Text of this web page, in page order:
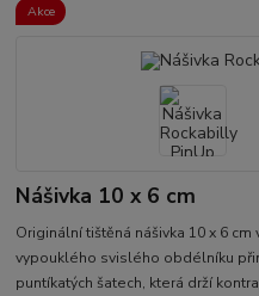
Akce
Nášivka 10 x 6 cm
Originální tištěná nášivka 10 x 6
vypouklého svislého obdélníku
puntíkatých šatech, která drží